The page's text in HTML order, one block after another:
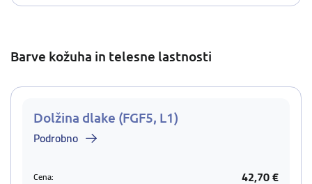
Barve kožuha in telesne lastnosti
Dolžina dlake (FGF5, L1)
Podrobno
Cena: 42,70 €